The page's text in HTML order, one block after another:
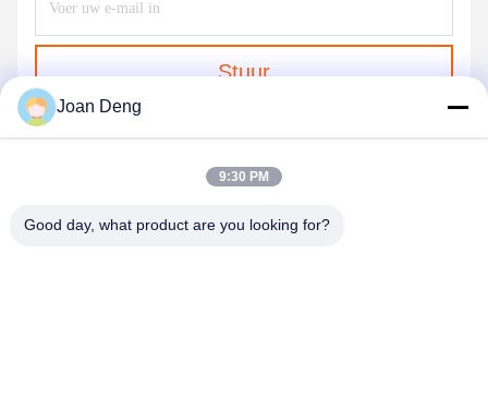
Stuur
Joan Deng
9:30 PM
Good day, what product are you looking for?